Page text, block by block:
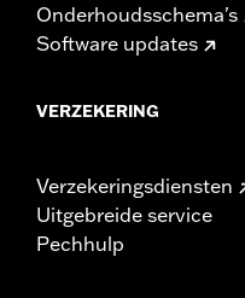
Onderhoudsschema's
Software updates
VERZEKERING
Verzekeringsdiensten
Uitgebreide service
Pechhulp